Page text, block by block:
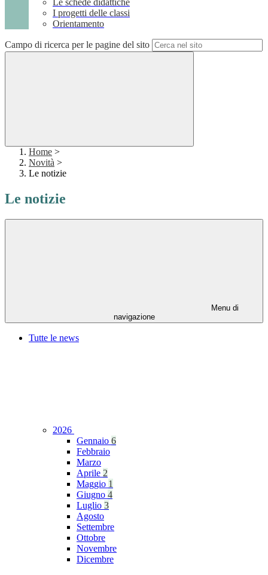
Le schede didattiche
I progetti delle classi
Orientamento
Campo di ricerca per le pagine del sito
Home >
Novità >
Le notizie
Le notizie
Menu di
navigazione
Tutte le news
2026
Gennaio 6
Febbraio
Marzo
Aprile 2
Maggio 1
Giugno 4
Luglio 3
Agosto
Settembre
Ottobre
Novembre
Dicembre